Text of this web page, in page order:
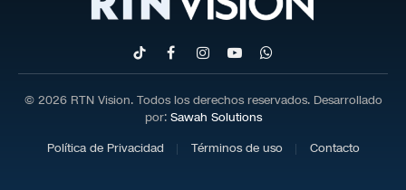
TikTokFacebookInstagram
YouTubeWhatsApp
© 2026 RTN Vision. Todos los derechos reservados. Desarrollado
por: Sawah Solutions
Política de Privacidad
Términos de uso Contacto